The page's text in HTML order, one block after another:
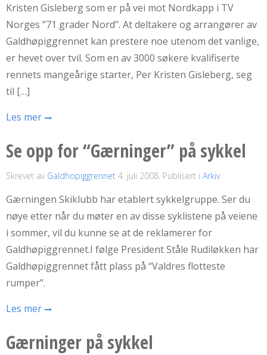
Kristen Gisleberg som er på vei mot Nordkapp i TV
Norges ”71 grader Nord”. At deltakere og arrangører av
Galdhøpiggrennet kan prestere noe utenom det vanlige,
er hevet over tvil. Som en av 3000 søkere kvalifiserte
rennets mangeårige starter, Per Kristen Gisleberg, seg
til […]
Les mer
Se opp for “Gærninger” på sykkel
Skrevet av Galdhopiggrennet 4. juli 2008 . Publisert i Arkiv
Gærningen Skiklubb har etablert sykkelgruppe. Ser du
nøye etter når du møter en av disse syklistene på veiene
i sommer, vil du kunne se at de reklamerer for
Galdhøpiggrennet.I følge President Ståle Rudiløkken har
Galdhøpiggrennet fått plass på “Valdres flotteste
rumper”.
Les mer
Gærninger på sykkel